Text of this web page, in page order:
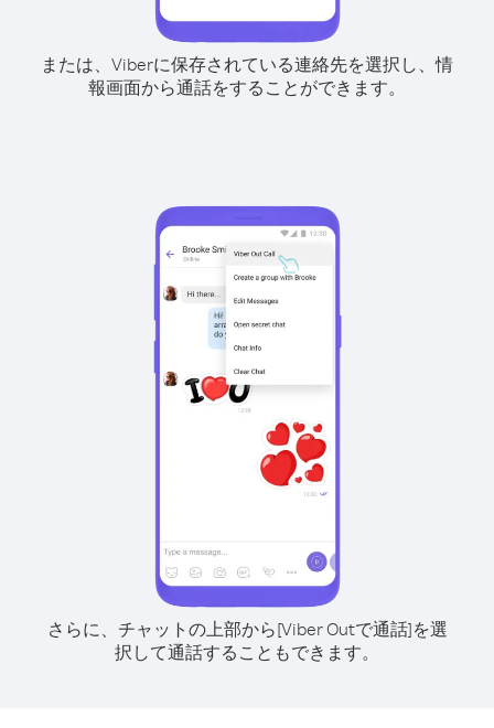
または、Viberに保存されている連絡先を選択し、情
報画面から通話をすることができます。
さらに、チャットの上部から[Viber Outで通話]を選
択して通話することもできます。